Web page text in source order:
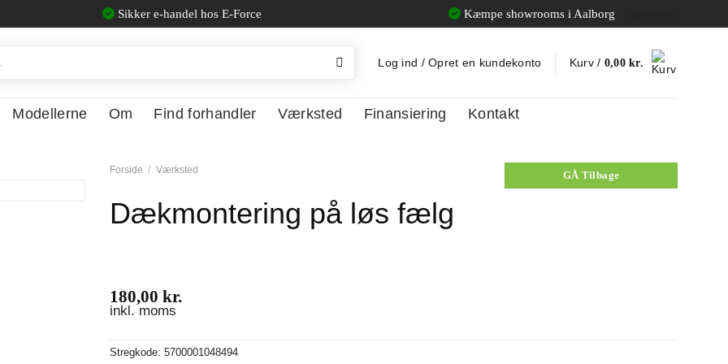
Sikker e-handel hos E-Force Kæmpe showrooms i Aalborg
Log ind / Opret en kundekonto Kurv / 0,00kr.
Modellerne Om Find forhandler Værksted Finansiering Kontakt
Forside / Værksted
Dækmontering på løs fælg
GÅ Tilbage
180,00 kr.
inkl. moms
Stregkode: 5700001048494